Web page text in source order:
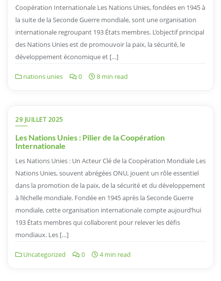
Coopération Internationale Les Nations Unies, fondées en 1945 à
la suite de la Seconde Guerre mondiale, sont une organisation
internationale regroupant 193 États membres. L’objectif principal
des Nations Unies est de promouvoir la paix, la sécurité, le
développement économique et […]
nations unies 0 8 min read
29 JUILLET 2025
Les Nations Unies : Pilier de la Coopération
Internationale
Les Nations Unies : Un Acteur Clé de la Coopération Mondiale Les
Nations Unies, souvent abrégées ONU, jouent un rôle essentiel
dans la promotion de la paix, de la sécurité et du développement
à l’échelle mondiale. Fondée en 1945 après la Seconde Guerre
mondiale, cette organisation internationale compte aujourd’hui
193 États membres qui collaborent pour relever les défis
mondiaux. Les […]
Uncategorized 0 4 min read